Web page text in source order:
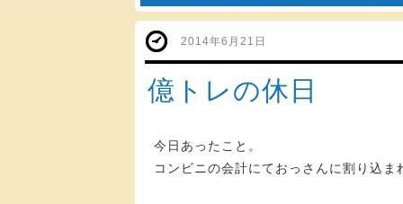
2014年6月21日
億トレの休日
今日あったこと。
コンビニの会計にておっさんに割り込ま